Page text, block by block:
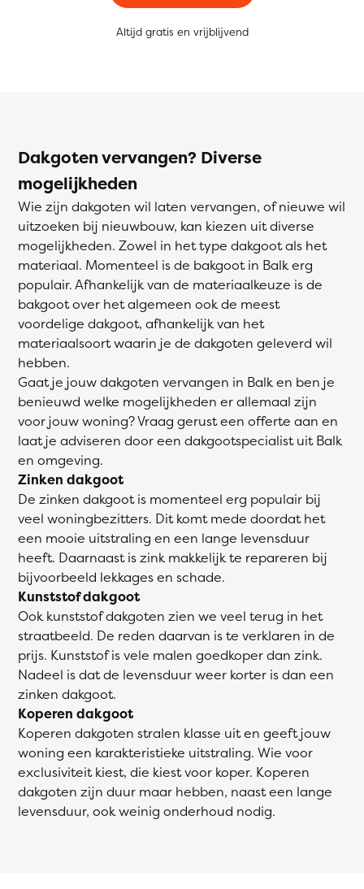
Altijd gratis en vrijblijvend
Dakgoten vervangen? Diverse
mogelijkheden
Wie zijn dakgoten wil laten vervangen, of nieuwe wil
uitzoeken bij nieuwbouw, kan kiezen uit diverse
mogelijkheden. Zowel in het type dakgoot als het
materiaal. Momenteel is de bakgoot in Balk erg
populair. Afhankelijk van de materiaalkeuze is de
bakgoot over het algemeen ook de meest
voordelige dakgoot, afhankelijk van het
materiaalsoort waarin je de dakgoten geleverd wil
hebben.
Gaat je jouw dakgoten vervangen in Balk en ben je
benieuwd welke mogelijkheden er allemaal zijn
voor jouw woning? Vraag gerust een offerte aan en
laat je adviseren door een dakgootspecialist uit Balk
en omgeving.
Zinken dakgoot
De zinken dakgoot is momenteel erg populair bij
veel woningbezitters. Dit komt mede doordat het
een mooie uitstraling en een lange levensduur
heeft. Daarnaast is zink makkelijk te repareren bij
bijvoorbeeld lekkages en schade.
Kunststof dakgoot
Ook kunststof dakgoten zien we veel terug in het
straatbeeld. De reden daarvan is te verklaren in de
prijs. Kunststof is vele malen goedkoper dan zink.
Nadeel is dat de levensduur weer korter is dan een
zinken dakgoot.
Koperen dakgoot
Koperen dakgoten stralen klasse uit en geeft jouw
woning een karakteristieke uitstraling. Wie voor
exclusiviteit kiest, die kiest voor koper. Koperen
dakgoten zijn duur maar hebben, naast een lange
levensduur, ook weinig onderhoud nodig.